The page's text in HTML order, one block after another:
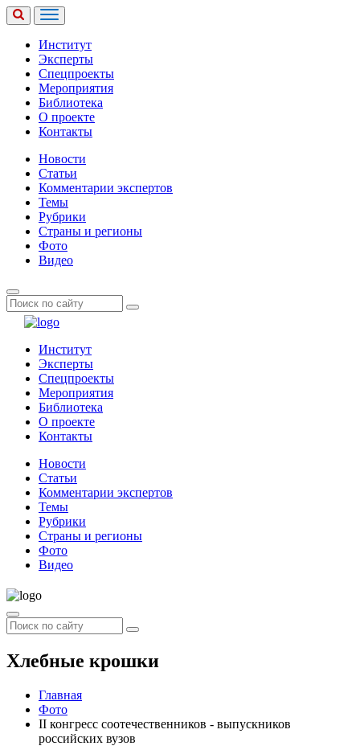
Институт
Эксперты
Спецпроекты
Мероприятия
Библиотека
О проекте
Контакты
Новости
Статьи
Комментарии экспертов
Темы
Рубрики
Страны и регионы
Фото
Видео
Институт
Эксперты
Спецпроекты
Мероприятия
Библиотека
О проекте
Контакты
Новости
Статьи
Комментарии экспертов
Темы
Рубрики
Страны и регионы
Фото
Видео
Хлебные крошки
Главная
Фото
II конгресс соотечественников - выпускников
российских вузов